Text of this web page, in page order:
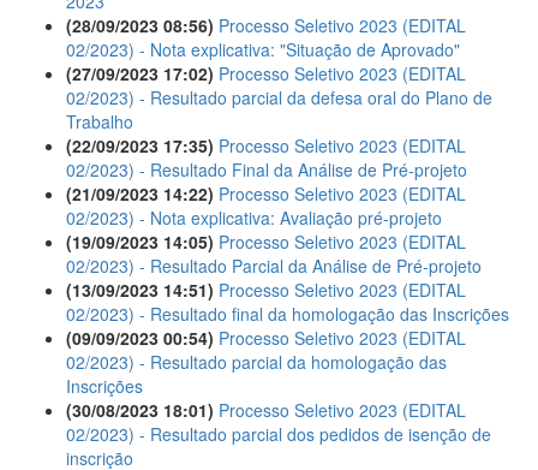
(28/09/2023 08:56) Processo Seletivo 2023 (EDITAL
02/2023) - Nota explicativa: "Situação de Aprovado"
(27/09/2023 17:02) Processo Seletivo 2023 (EDITAL
02/2023) - Resultado parcial da defesa oral do Plano de
Trabalho
(22/09/2023 17:35) Processo Seletivo 2023 (EDITAL
02/2023) - Resultado Final da Análise de Pré-projeto
(21/09/2023 14:22) Processo Seletivo 2023 (EDITAL
02/2023) - Nota explicativa: Avaliação pré-projeto
(19/09/2023 14:05) Processo Seletivo 2023 (EDITAL
02/2023) - Resultado Parcial da Análise de Pré-projeto
(13/09/2023 14:51) Processo Seletivo 2023 (EDITAL
02/2023) - Resultado final da homologação das Inscrições
(09/09/2023 00:54) Processo Seletivo 2023 (EDITAL
02/2023) - Resultado parcial da homologação das
Inscrições
(30/08/2023 18:01) Processo Seletivo 2023 (EDITAL
02/2023) - Resultado parcial dos pedidos de isenção de
inscrição